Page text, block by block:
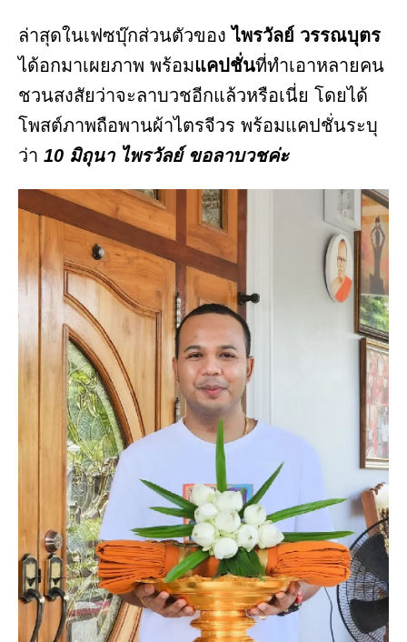
ล่าสุดในเฟซบุ๊กส่วนตัวของไพรวัลย์ วรรณบุตร
ได้อกมาเผยภาพ พร้อมแคปชั่นที่ทำเอาหลายคน
ชวนสงสัยว่าจะลาบวชอีกแล้วหรือเนี่ย โดยได้
โพสต์ภาพถือพานผ้าไตรจีวร พร้อมแคปชั่นระบุ
ว่า 10 มิถุนา ไพรวัลย์ ขอลาบวชค่ะ